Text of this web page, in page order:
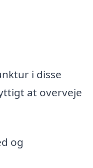
i disse
at overveje
og